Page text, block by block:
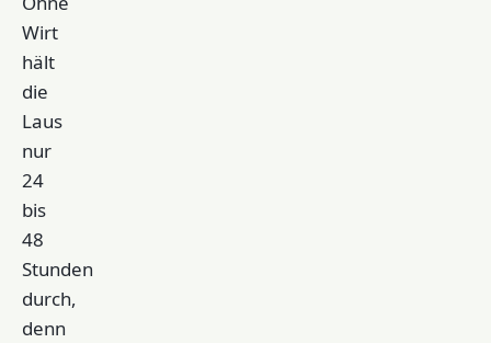
Wirt
hält
die
Laus
nur
24
bis
48
Stunden
durch,
denn